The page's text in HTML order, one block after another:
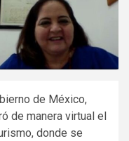
de México,
de manera virtual el
donde se